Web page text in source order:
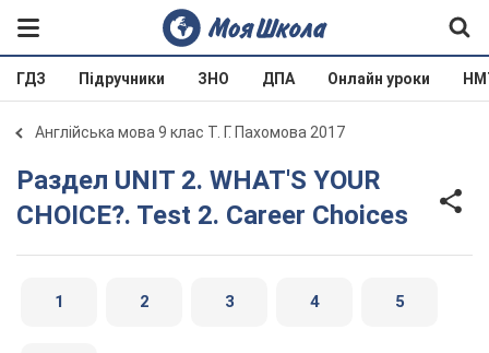
ГДЗ Підручники ЗНО ДПА Онлайн уроки
Англійська мова 9 клас Т. Г. Пахомова 2017
Раздел UNIT 2. WHAT'S YOUR
CHOICE?. Test 2. Career Choices
1 2 3 4 5